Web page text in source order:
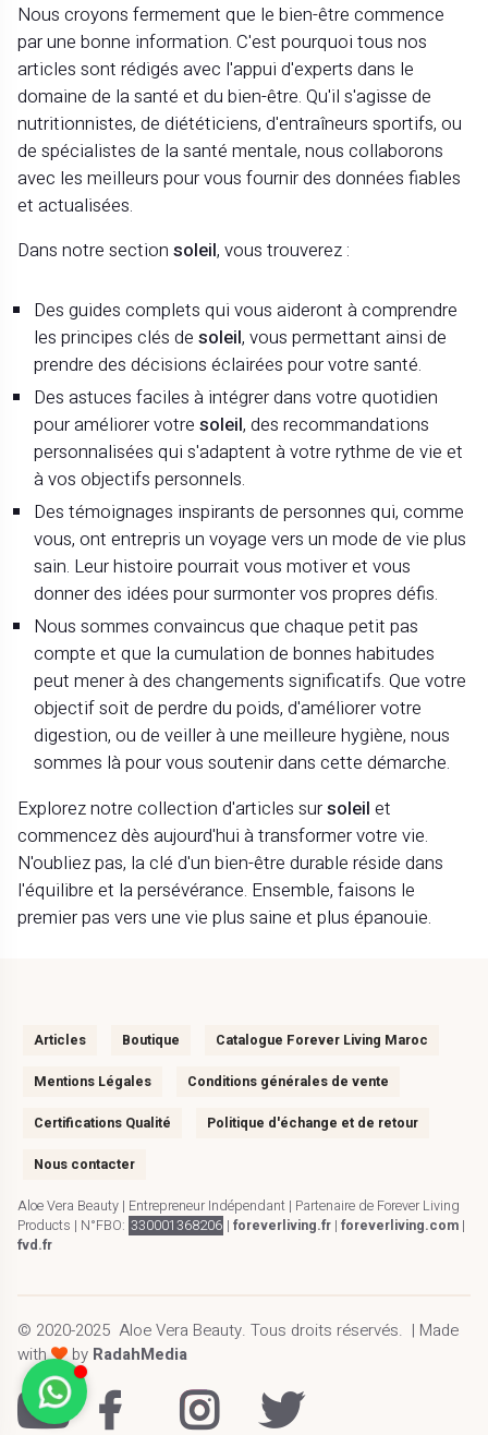
Nous croyons fermement que le bien-être commence
par une bonne information. C'est pourquoi tous nos
articles sont rédigés avec l'appui d'experts dans le
domaine de la santé et du bien-être. Qu'il s'agisse de
nutritionnistes, de diététiciens, d'entraîneurs sportifs, ou
de spécialistes de la santé mentale, nous collaborons
avec les meilleurs pour vous fournir des données fiables
et actualisées.
Dans notre sectionsoleil, vous trouverez :
Des guides complets qui vous aideront à comprendre
les principes clés desoleil, vous permettant ainsi de
prendre des décisions éclairées pour votre santé.
Des astuces faciles à intégrer dans votre quotidien
pour améliorer votresoleil, des recommandations
personnalisées qui s'adaptent à votre rythme de vie et
à vos objectifs personnels.
Des témoignages inspirants de personnes qui, comme
vous, ont entrepris un voyage vers un mode de vie plus
sain. Leur histoire pourrait vous motiver et vous
donner des idées pour surmonter vos propres défis.
Nous sommes convaincus que chaque petit pas
compte et que la cumulation de bonnes habitudes
peut mener à des changements significatifs. Que votre
objectif soit de perdre du poids, d'améliorer votre
digestion, ou de veiller à une meilleure hygiène, nous
sommes là pour vous soutenir dans cette démarche.
Explorez notre collection d'articles sursoleil et
commencez dès aujourd'hui à transformer votre vie.
N'oubliez pas, la clé d'un bien-être durable réside dans
l'équilibre et la persévérance. Ensemble, faisons le
premier pas vers une vie plus saine et plus épanouie.
Articles Boutique Catalogue Forever Living Maroc
Mentions Légales Conditions générales de vente
Certifications Qualité Politique d'échange et de retour
Nous contacter
Aloe Vera Beauty | Entrepreneur Indépendant | Partenaire de Forever Living
Products | N°FBO: 330001368206 | foreverliving.fr| foreverliving.com|
fvd.fr
© 2020-2025 Aloe Vera Beauty.Tous droits réservés. | Made
with
by RadahMedia